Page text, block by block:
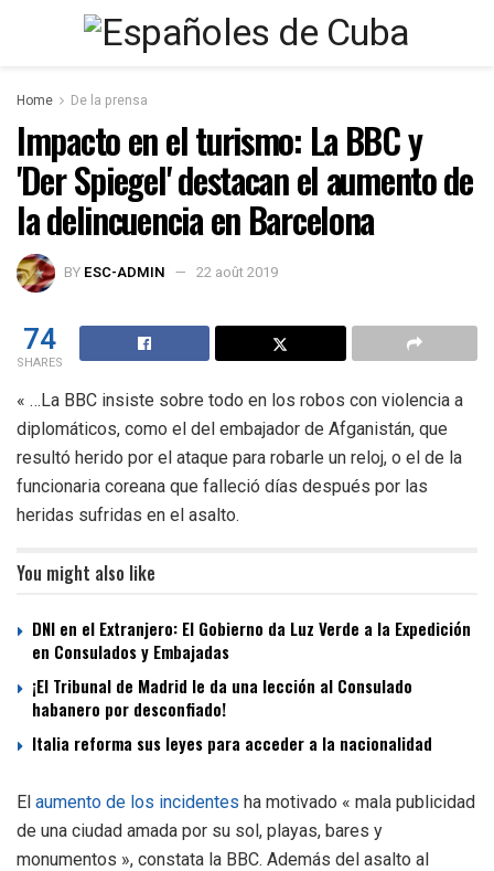
Home De la prensa
Impacto en el turismo: La BBC y
'Der Spiegel' destacan el aumento de
la delincuencia en Barcelona
BY ESC-ADMIN 22 août 2019
74
SHARES
« …La BBC insiste sobre todo en los robos con violencia a
diplomáticos, como el del embajador de Afganistán, que
resultó herido por el ataque para robarle un reloj, o el de la
funcionaria coreana que falleció días después por las
heridas sufridas en el asalto.
You might also like
DNI en el Extranjero: El Gobierno da Luz Verde a la Expedición
en Consulados y Embajadas
¡El Tribunal de Madrid le da una lección al Consulado
habanero por desconfiado!
Italia reforma sus leyes para acceder a la nacionalidad
El aumento de los incidentes ha motivado « mala publicidad
de una ciudad amada por su sol, playas, bares y
monumentos », constata la BBC. Además del asalto al